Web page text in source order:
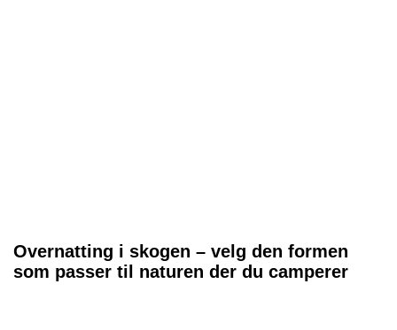
Overnatting i skogen – velg den formen
som passer til naturen der du camperer